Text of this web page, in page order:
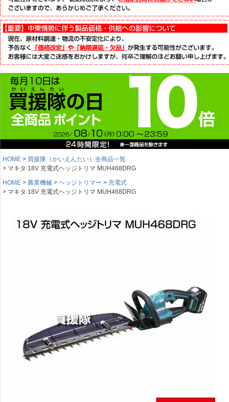
HOME
買援隊（かいえんたい）全商品一覧
マキタ 18V 充電式ヘッジトリマ MUH468DRG
HOME
農業機械 ヘッジトリマー
充電式
マキタ 18V 充電式ヘッジトリマ MUH468DRG